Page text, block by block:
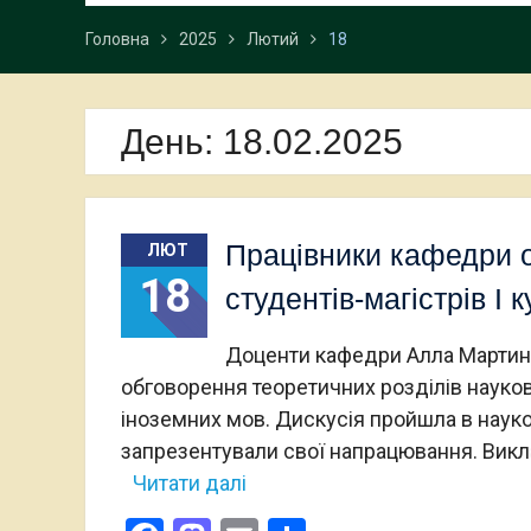
Головна 2025 Лютий 18
День: 18.02.2025
ЛЮТ
18
Працівники кафедри
студентів-магістрів
Доценти кафедри Алла
обговорення теоретичних розділів
іноземних мов. Дискусія пройшла в
запрезентували свої напрацювання.
Читати далі